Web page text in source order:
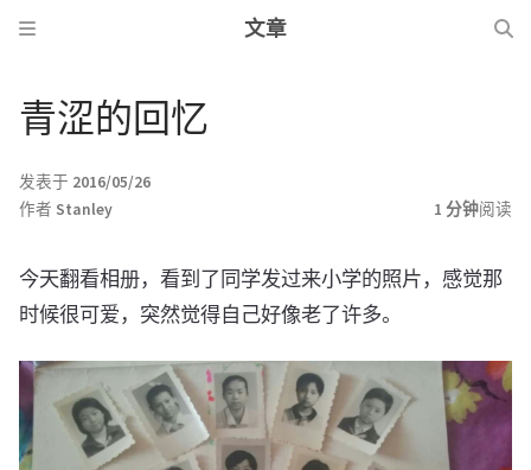
文章
青涩的回忆
发表于 2016/05/26
作者 Stanley 1 分钟阅读
今天翻看相册，看到了同学发过来小学的照片，感觉那
时候很可爱，突然觉得自己好像老了许多。